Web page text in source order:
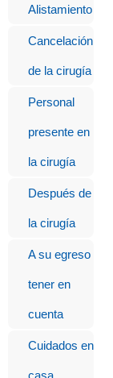
Alistamiento
Cancelación
de la cirugía
Personal
presente en
la cirugía
Después de
la cirugía
A su egreso
tener en
cuenta
Cuidados en
casa